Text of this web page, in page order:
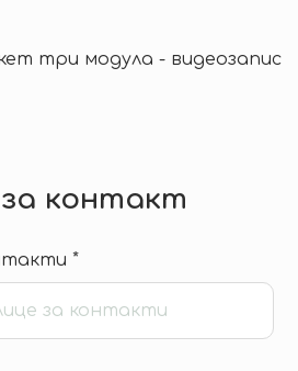
три модула - видеозапис
контакт
*